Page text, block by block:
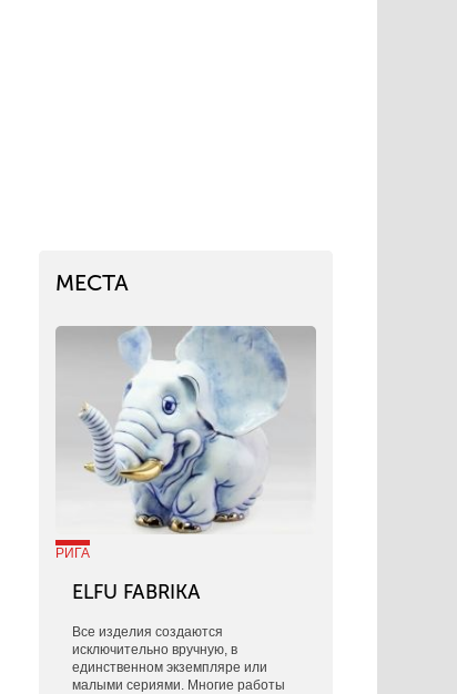
МЕСТА
РИГА
ELFU FABRIKA
Все изделия создаются
исключительно вручную, в
единственном экземпляре или
малыми сериями. Многие работы